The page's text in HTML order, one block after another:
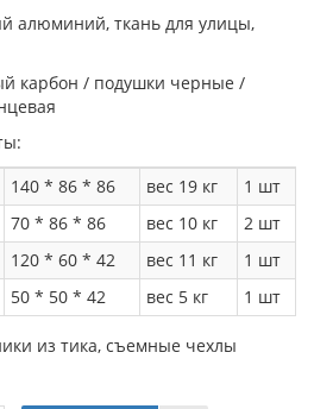
алюминий, ткань для улицы,
карбон / подушки черные /
140 * 86 * 86 вес 19 кг
1 шт
70 * 86 * 86 вес 10 кг
2 шт
120 * 60 * 42 вес 11 кг
1 шт
50 * 50 * 42 вес 5 кг 1 шт
из тика, съемные чехлы